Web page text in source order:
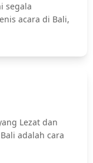
segala
acara di Bali,
Lezat dan
adalah cara